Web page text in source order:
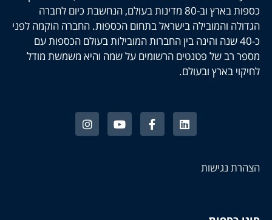
כספות בארץ וב-80 מדינות בעולם, הנחשבת כיום לחברה
הגדולה והמובילה בישראל בתחום הכספות. החברה הוקמה לפני
כ-40 שנה והינה בין החברות המובילות בעולם הכספות עם
מספר רב של פטנטים הרשומים על שמה והיא משמשת מודל
לחיקוי בארץ ובעולם.
הצהרת נגישות